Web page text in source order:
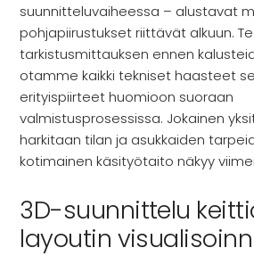
suunnitteluvaiheessa – alustavat
pohjapiirustukset riittävät alkuun.
tarkistusmittauksen ennen
otamme kaikki tekniset haasteet
erityispiirteet huomioon suoraan
valmistusprosessissa. Jokainen
harkitaan tilan ja asukkaiden
kotimainen käsityötaito näkyy
3D-suunnittelu
layoutin